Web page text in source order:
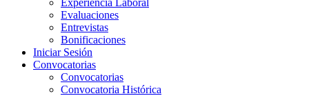
Evaluaciones
Entrevistas
Bonificaciones
Iniciar Sesión
Convocatorias
Convocatorias
Convocatoria Histórica